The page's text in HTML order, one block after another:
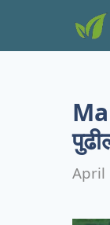
April